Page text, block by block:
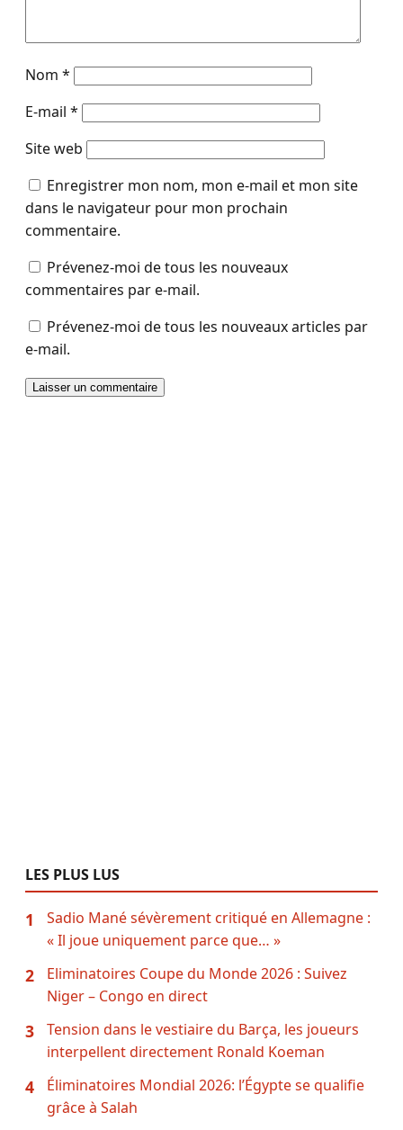
Nom *
E-mail *
Site web
Enregistrer mon nom, mon e-mail et mon site
dans le navigateur pour mon prochain
commentaire.
Prévenez-moi de tous les nouveaux
commentaires par e-mail.
Prévenez-moi de tous les nouveaux articles par
e-mail.
LES PLUS LUS
1
Sadio Mané sévèrement critiqué en Allemagne :
« Il joue uniquement parce que… »
2
Eliminatoires Coupe du Monde 2026 : Suivez
Niger – Congo en direct
3
Tension dans le vestiaire du Barça, les joueurs
interpellent directement Ronald Koeman
4
Éliminatoires Mondial 2026: l’Égypte se qualifie
grâce à Salah